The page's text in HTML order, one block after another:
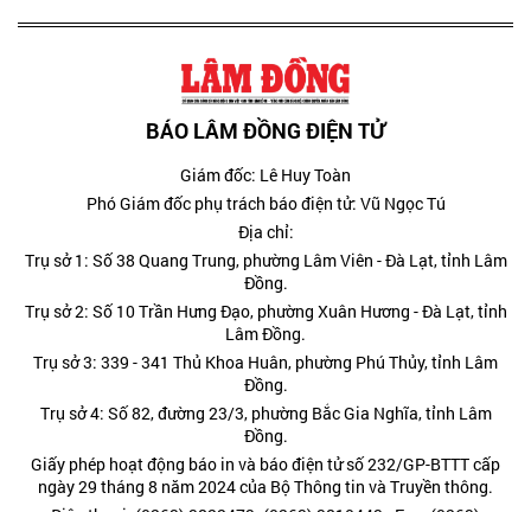
BÁO LÂM ĐỒNG ĐIỆN TỬ
Giám đốc: Lê Huy Toàn
Phó Giám đốc phụ trách báo điện tử: Vũ Ngọc Tú
Địa chỉ:
Trụ sở 1: Số 38 Quang Trung, phường Lâm Viên - Đà Lạt, tỉnh Lâm
Đồng.
Trụ sở 2: Số 10 Trần Hưng Đạo, phường Xuân Hương - Đà Lạt, tỉnh
Lâm Đồng.
Trụ sở 3: 339 - 341 Thủ Khoa Huân, phường Phú Thủy, tỉnh Lâm
Đồng.
Trụ sở 4: Số 82, đường 23/3, phường Bắc Gia Nghĩa, tỉnh Lâm
Đồng.
Giấy phép hoạt động báo in và báo điện tử số 232/GP-BTTT cấp
ngày 29 tháng 8 năm 2024 của Bộ Thông tin và Truyền thông.